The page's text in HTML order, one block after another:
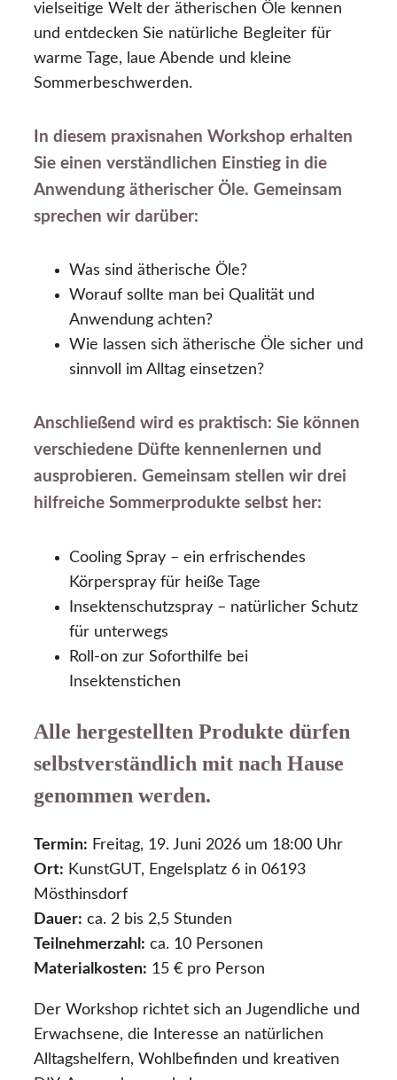
vielseitige Welt der ätherischen Öle kennen
und entdecken Sie natürliche Begleiter für
warme Tage, laue Abende und kleine
Sommerbeschwerden.
In diesem praxisnahen Workshop erhalten
Sie einen verständlichen Einstieg in die
Anwendung ätherischer Öle. Gemeinsam
sprechen wir darüber:
Was sind ätherische Öle?
Worauf sollte man bei Qualität und
Anwendung achten?
Wie lassen sich ätherische Öle sicher und
sinnvoll im Alltag einsetzen?
Anschließend wird es praktisch: Sie können
verschiedene Düfte kennenlernen und
ausprobieren. Gemeinsam stellen wir drei
hilfreiche Sommerprodukte selbst her:
Cooling Spray – ein erfrischendes
Körperspray für heiße Tage
Insektenschutzspray – natürlicher Schutz
für unterwegs
Roll-on zur Soforthilfe bei
Insektenstichen
Alle hergestellten Produkte dürfen
selbstverständlich mit nach Hause
genommen werden.
Termin: Freitag, 19. Juni 2026 um 18:00 Uhr
Ort: KunstGUT, Engelsplatz 6 in 06193
Mösthinsdorf
Dauer: ca. 2 bis 2,5 Stunden
Teilnehmerzahl: ca. 10 Personen
Materialkosten: 15 € pro Person
Der Workshop richtet sich an Jugendliche und
Erwachsene, die Interesse an natürlichen
Alltagshelfern, Wohlbefinden und kreativen